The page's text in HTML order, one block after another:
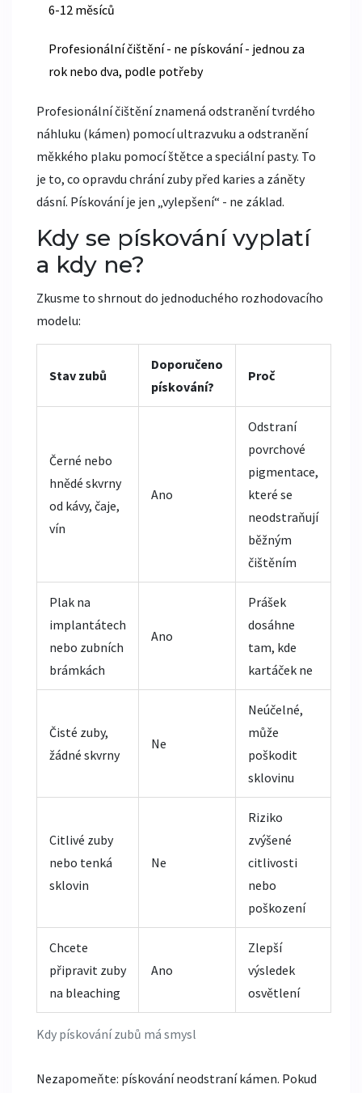
6-12 měsíců
Profesionální čištění - ne pískování - jednou za
rok nebo dva, podle potřeby
Profesionální čištění znamená odstranění tvrdého
náhluku (kámen) pomocí ultrazvuku a odstranění
měkkého plaku pomocí štětce a speciální pasty. To
je to, co opravdu chrání zuby před karies a záněty
dásní. Pískování je jen „vylepšení“ - ne základ.
Kdy se pískování vyplatí
a kdy ne?
Zkusme to shrnout do jednoduchého rozhodovacího
modelu:
Kdy pískování zubů má smysl
Stav zubů
Doporučeno
pískování?
Proč
Černé nebo
hnědé skvrny
od kávy, čaje,
vín
Ano
Odstraní
povrchové
pigmentace,
které se
neodstraňují
běžným
čištěním
Plak na
implantátech
nebo zubních
brámkách
Ano
Prášek
dosáhne
tam, kde
kartáček ne
Čisté zuby,
žádné skvrny
Ne
Neúčelné,
může
poškodit
sklovinu
Citlivé zuby
nebo tenká
sklovin
Ne
Riziko
zvýšené
citlivosti
nebo
poškození
Chcete
připravit zuby
na bleaching
Ano
Zlepší
výsledek
osvětlení
Nezapomeňte: pískování neodstraní kámen. Pokud